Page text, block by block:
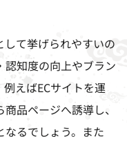
て挙げられやすいの
知度の向上やブラン
例えばECサイトを運
品ページへ誘導し、
るでしょう。また